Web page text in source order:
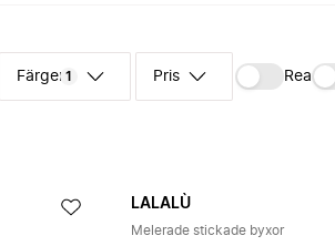
Färger 1 Pris Rea
LALALÙ
Melerade stickade byxor